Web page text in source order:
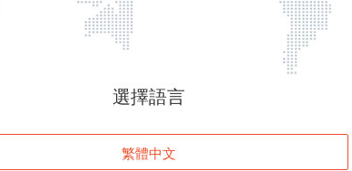
頁面無法顯示
登入
選擇語言
繁體中文